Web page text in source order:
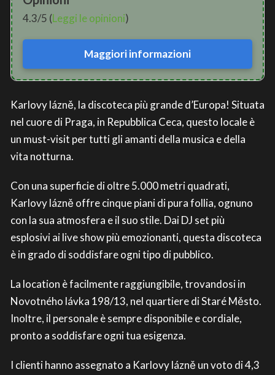
4.3/5 (Leggi le opinioni)
Maggiori informazioni
Karlovy lázně, la discoteca più grande d’Europa! Situata
nel cuore di Praga, in Repubblica Ceca, questo locale è
un must-visit per tutti gli amanti della musica e della
vita notturna.
Con una superficie di oltre 5.000 metri quadrati,
Karlovy lázně offre cinque piani di pura follia, ognuno
con la sua atmosfera e il suo stile. Dai DJ set più
esplosivi ai live show più emozionanti, questa discoteca
è in grado di soddisfare ogni tipo di pubblico.
La location è facilmente raggiungibile, trovandosi in
Novotného lávka 198/13, nel quartiere di Staré Město.
Inoltre, il personale è sempre disponibile e cordiale,
pronto a soddisfare ogni tua esigenza.
I clienti hanno assegnato a Karlovy lázně un voto di 4,3